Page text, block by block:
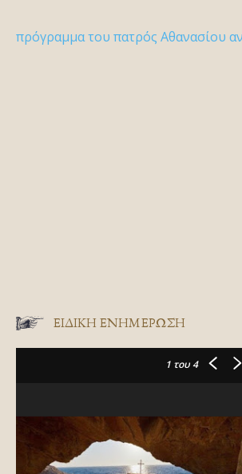
πρόγραμμα του πατρός Αθανασίου
ΕΙΔΙΚΉ ΕΝΗΜΈΡΩΣΗ
1 του 4